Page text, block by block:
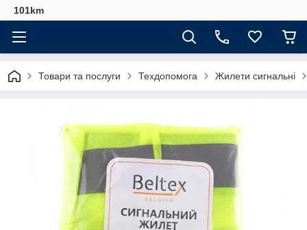
101km
Товари та послуги Техдопомога Жилети сигнальні